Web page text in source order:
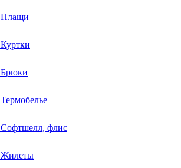
Плащи
Куртки
Брюки
Термобелье
Софтшелл, флис
Жилеты